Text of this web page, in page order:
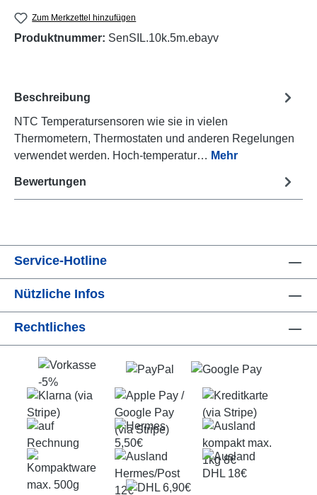
Zum Merkzettel hinzufügen
Produktnummer: SenSIL.10k.5m.ebayv
Beschreibung
NTC Temperatursensoren wie sie in vielen
Thermometern, Thermostaten und anderen Regelungen
verwendet werden. Hoch-temperatur… Mehr
Bewertungen
Service-Hotline
Nützliche Infos
Rechtliches